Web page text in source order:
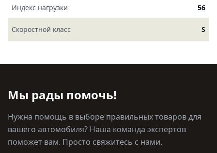
Индекс нагрузки 56
Скоростной класс S
Мы рады помочь!
Нужна помощь в выборе правильных товаров для
вашего автомобиля? Наша команда экспертов
поможет вам. Просто свяжитесь с нами.